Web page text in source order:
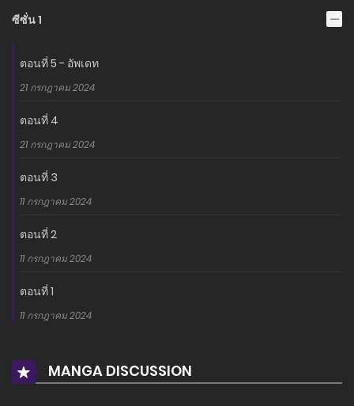
ซีซั่น 1
ตอนที่ 5 - อัพเดท
21 กรกฎาคม 2024
ตอนที่ 4
21 กรกฎาคม 2024
ตอนที่ 3
11 กรกฎาคม 2024
ตอนที่ 2
11 กรกฎาคม 2024
ตอนที่ 1
11 กรกฎาคม 2024
MANGA DISCUSSION